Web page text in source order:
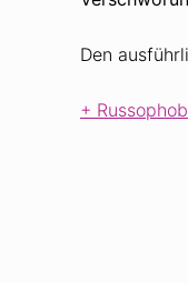
Den